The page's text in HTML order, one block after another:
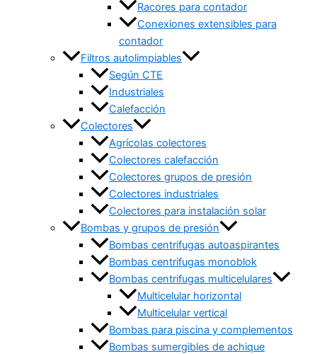
Racores para contador
Conexiones extensibles para
contador
Filtros autolimpiables
Según CTE
Industriales
Calefacción
Colectores
Agrícolas colectores
Colectores calefacción
Colectores grupos de presión
Colectores industriales
Colectores para instalación solar
Bombas y grupos de presión
Bombas centrifugas autoaspirantes
Bombas centrifugas monoblok
Bombas centrifugas multicelulares
Multicelular horizontal
Multicelular vertical
Bombas para piscina y complementos
Bombas sumergibles de achique